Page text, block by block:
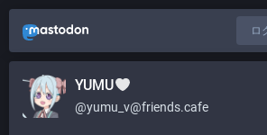
ロ
YUMU
@yumu_v@friends.cafe